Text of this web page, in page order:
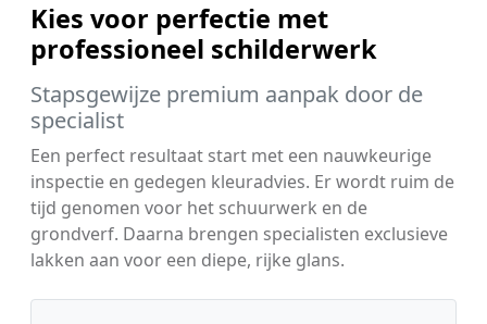
Kies voor perfectie met
professioneel schilderwerk
Stapsgewijze premium aanpak door de
specialist
Een perfect resultaat start met een nauwkeurige
inspectie en gedegen kleuradvies. Er wordt ruim de
tijd genomen voor het schuurwerk en de
grondverf. Daarna brengen specialisten exclusieve
lakken aan voor een diepe, rijke glans.